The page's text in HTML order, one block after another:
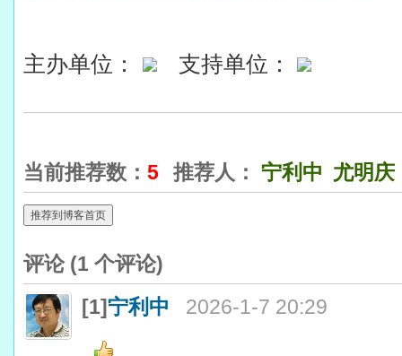
主办单位： 支持单位：
当前推荐数： 5 推荐人： 宁利中 尤明庆
推荐到博客首页
评论 (1 个评论)
[1]宁利中 2026-1-7 20:29